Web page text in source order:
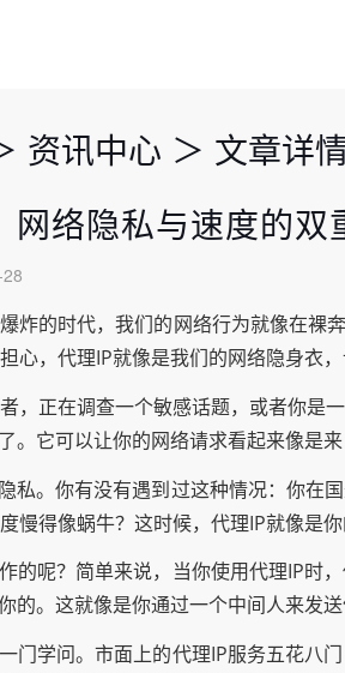
资讯中心 ＞ 文章详
网络隐私与速度的双
炸的时代，我们的网络行为就像在裸
心，代理IP就像是我们的网络隐身衣
，正在调查一个敏感话题，或者你是
。它可以让你的网络请求看起来像是
私。你有没有遇到过这种情况：你在
慢得像蜗牛？这时候，代理IP就像是
的呢？简单来说，当你使用代理IP时
的。这就像是你通过一个中间人来发
门学问。市面上的代理IP服务五花八